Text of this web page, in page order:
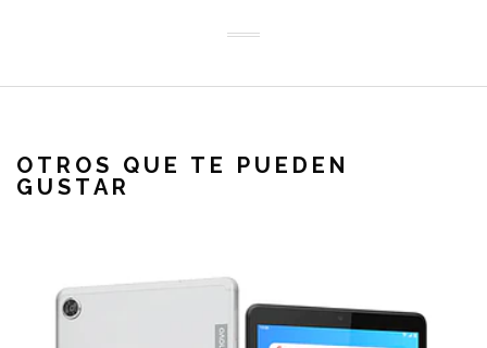
OTROS QUE TE PUEDEN
GUSTAR